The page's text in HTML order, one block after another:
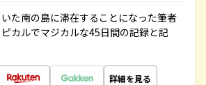
た南の島に滞在することになった筆者
カルでマジカルな45日間の記録と記
詳細を見る